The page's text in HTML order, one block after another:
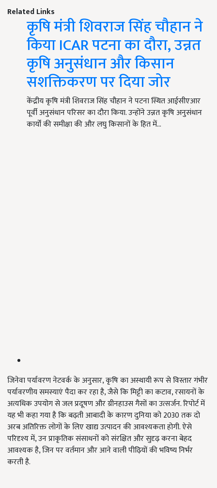
Related Links
कृषि मंत्री शिवराज सिंह चौहान ने
किया ICAR पटना का दौरा, उन्नत
कृषि अनुसंधान और किसान
सशक्तिकरण पर दिया जोर
केंद्रीय कृषि मंत्री शिवराज सिंह चौहान ने पटना स्थित आईसीएआर
पूर्वी अनुसंधान परिसर का दौरा किया. उन्होंने उन्नत कृषि अनुसंधान
कार्यों की समीक्षा की और लघु किसानों के हित में…
जिनेवा पर्यावरण नेटवर्क के अनुसार, कृषि का अस्थायी रूप से विस्तार गंभीर
पर्यावरणीय समस्याएं पैदा कर रहा है, जैसे कि मिट्टी का कटाव, रसायनों के
अत्यधिक उपयोग से जल प्रदूषण और ग्रीनहाउस गैसों का उत्सर्जन. रिपोर्ट में
यह भी कहा गया है कि बढ़ती आबादी के कारण दुनिया को 2030 तक दो
अरब अतिरिक्त लोगों के लिए खाद्य उत्पादन की आवश्यकता होगी. ऐसे
परिदृश्य में, उन प्राकृतिक संसाधनों को संरक्षित और सुदृढ़ करना बेहद
आवश्यक है, जिन पर वर्तमान और आने वाली पीढ़ियों की भविष्य निर्भर
करती है.